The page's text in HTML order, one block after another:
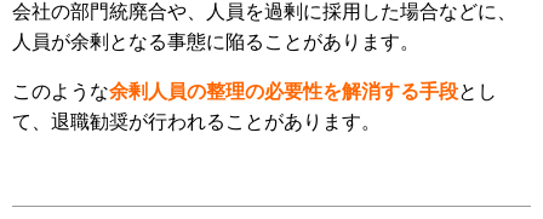
会社の部門統廃合や、人員を過剰に採用した場合などに、
人員が余剰となる事態に陥ることがあります。
このような余剰人員の整理の必要性を解消する手段とし
て、退職勧奨が行われることがあります。